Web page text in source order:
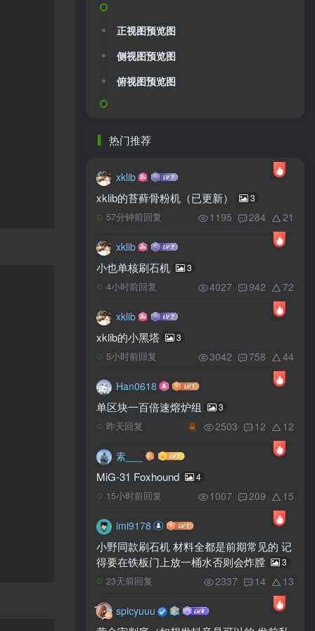
正视图预览图
侧视图预览图
俯视图预览图
热门推荐
xklib
xklib的苔藓骨粉机（已更新） 3
57分钟前回复 1195 284 21
xklib
小也单核刷石机 3
4小时前回复 4027 942 72
xklib
xklib的小黑塔 3
5小时前回复 3042 758 44
Han0618
单区块一百倍速熔炉组 3
昨天回复 2503 12 12
素___
MiG-31 Foxhound 4
15小时前回复 1007 209 15
imi9178
小野同款刷石机 材料全都是前期常见的 记
得要在铁板门上放一桶水否则会炸膛
3
23天前回复 2337 14 13
spicyuuu